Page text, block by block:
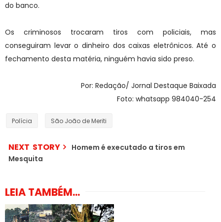
do banco.
Os criminosos trocaram tiros com policiais, mas
conseguiram levar o dinheiro dos caixas eletrônicos. Até o
fechamento desta matéria, ninguém havia sido preso.
Por: Redação/ Jornal Destaque Baixada
Foto: whatsapp 984040-254
Polícia São João de Meriti
NEXT STORY
Homem é executado a tiros em
Mesquita
LEIA TAMBÉM...